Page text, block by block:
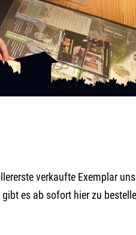
verkaufte Exemplar
es ab sofort hier zu